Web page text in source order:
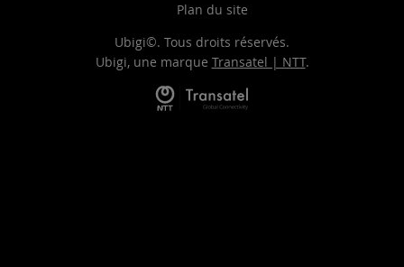
Plan du site
Ubigi©. Tous droits réservés.
Ubigi, une marque Transatel | NTT.